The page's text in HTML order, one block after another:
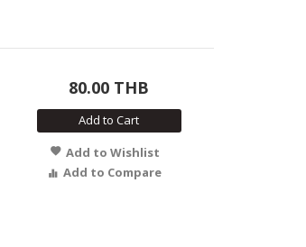
80.00 THB
Add to Cart
Add to Wishlist
Add to Compare